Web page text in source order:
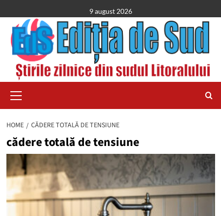
to
content
9 august 2026
Menu
HOME CĂDERE TOTALĂ DE TENSIUNE
cădere totală de tensiune